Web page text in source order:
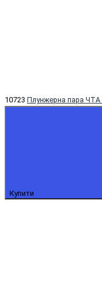
10723 Плунжерна пара ЧТА
Купити